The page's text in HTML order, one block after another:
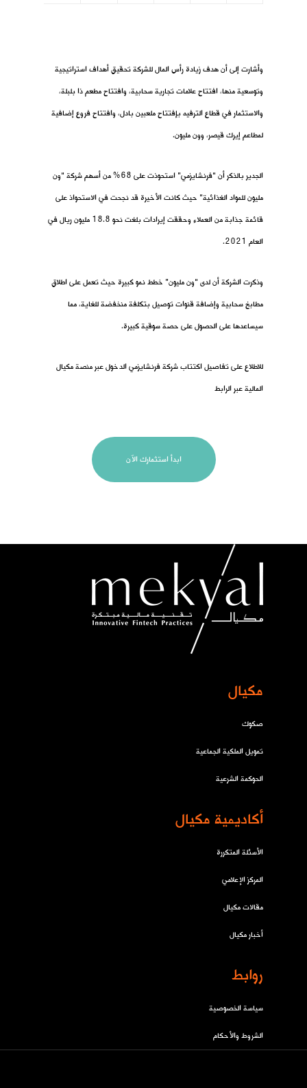
وأشارت إلى أن هدف زيادة رأس المال للشركة تحقيق أهداف استراتيجية
وتوسعية منها، افتتاح علامات تجارية سحابية، وافتتاح مطعم ذا بلبلة،
والاستثمار في قطاع الترفيه بإفتتاح ملعبين بادل، وافتتاح فروع إضافية
لمطاعم إيرك قيصر، وون مليون.
الجدير بالذكر أن “فرنشايزمي” استحوذت على 68% من أسهم شركة “ون
مليون للمواد الغذائية” حيث كانت الأخيرة قد نجحت في الاستحواذ على
قائمة جذابة من العملاء وحققت إيرادات بلغت نحو 18.8 مليون ريال في
العام 2021.
وذكرت الشركة أن لدى “ون مليون” خطط نمو كبيرة حيث تعمل على اطلاق
مطابخ سحابية وإضافة قنوات توصيل بتكلفة منخفضة للغاية، مما
سيساعدها على الحصول على حصة سوقية كبيرة.
للاطلاع على تفاصيل اكتتاب شركة فرنشايزمي الدخول عبر منصة مكيال
المالية عبر الرابط
ابدأ استثمارك الآن
مكيال
صكوك
تمويل الملكية الجماعية
الحوكمة الشرعية
أكاديمية مكيال
الأسئلة المتكررة
المركز الإعلامي
مقالات مكيال
أخبار مكيال
روابط
سياسة الخصوصية
الشروط والأحكام